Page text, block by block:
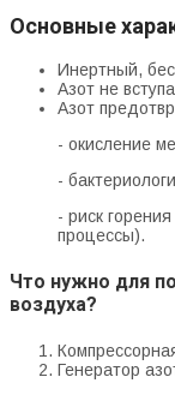
Основные
Инертный,
Азот не
Азот
- окисление
-
- риск
процессы).
Что нужно для
воздуха?
Генератор